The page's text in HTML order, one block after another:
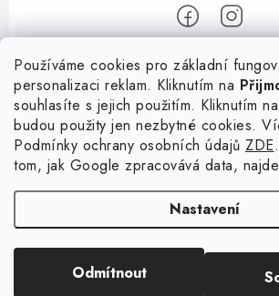
Používáme cookies pro základní
personalizaci reklam. Kliknutím na
souhlasíte s jejich použitím. Kliknutím na
budou použity jen nezbytné cookies.
Podmínky ochrany osobních údajů ZDE
tom, jak Google zpracovává data,
Nastavení
Odmítnout
Informace
O nás
Kontakty
Výměna, vrácení a reklamace
Služby
PetExpert - pojištění psů
Pujčení paddleboardu a psí plovací vesty
. Všechna práva
výhodnější ceny?
se do našeho
KLIKNI ZDE